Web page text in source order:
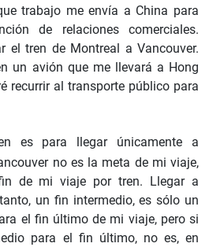
trabajo me envía a China para
de relaciones comerciales.
el tren de Montreal a Vancouver.
un avión que me llevará a Hong
recurrir al transporte público para
es para llegar únicamente a
no es la meta de mi viaje,
de mi viaje por tren. Llegar a
un fin intermedio, es sólo un
el fin último de mi viaje, pero si
para el fin último, no es, en